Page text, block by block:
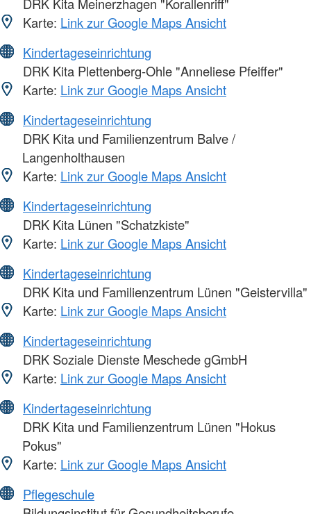
Karte: Link zur Google Maps Ansicht
Kindertageseinrichtung
DRK Kita Plettenberg-Ohle "Anneliese Pfeiffer"
Karte: Link zur Google Maps Ansicht
Kindertageseinrichtung
DRK Kita und Familienzentrum Balve /
Langenholthausen
Karte: Link zur Google Maps Ansicht
Kindertageseinrichtung
DRK Kita Lünen "Schatzkiste"
Karte: Link zur Google Maps Ansicht
Kindertageseinrichtung
DRK Kita und Familienzentrum Lünen "Geistervilla"
Karte: Link zur Google Maps Ansicht
Kindertageseinrichtung
DRK Soziale Dienste Meschede gGmbH
Karte: Link zur Google Maps Ansicht
Kindertageseinrichtung
DRK Kita und Familienzentrum Lünen "Hokus
Pokus"
Karte: Link zur Google Maps Ansicht
Pflegeschule